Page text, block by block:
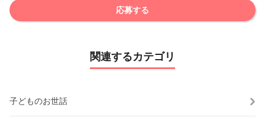
応募する
関連するカテゴリ
子どものお世話